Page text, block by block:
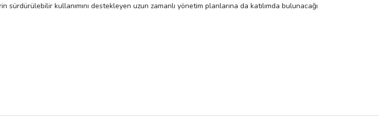
kullanımını destekleyen uzun zamanlı yönetim planlarına da katılımda bulunacağı